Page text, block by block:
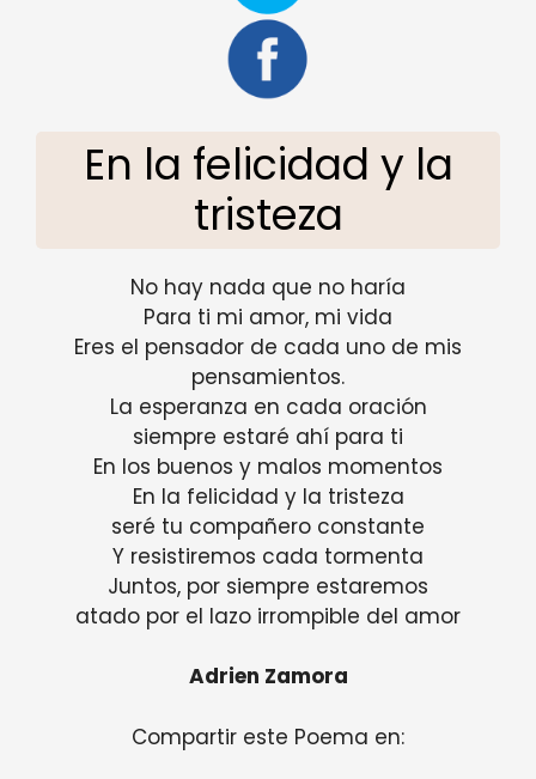
En la felicidad y la
tristeza
No hay nada que no haría
Para ti mi amor, mi vida
Eres el pensador de cada uno de mis
pensamientos.
La esperanza en cada oración
siempre estaré ahí para ti
En los buenos y malos momentos
En la felicidad y la tristeza
seré tu compañero constante
Y resistiremos cada tormenta
Juntos, por siempre estaremos
atado por el lazo irrompible del amor
Adrien Zamora
Compartir este Poema en: